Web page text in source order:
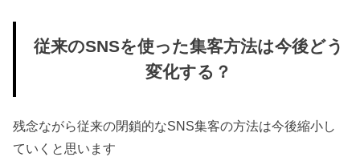
従来のSNSを使った集客方法は今後どう
変化する？
残念ながら従来の閉鎖的なSNS集客の方法は今後縮小し
ていくと思います